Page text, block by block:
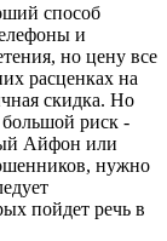
способ
и
но цену все
расценках на
скидка. Но
большой риск -
Айфон или
нужно
пойдет речь в